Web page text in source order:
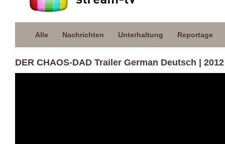
Alle Nachrichten Unterhaltung Reportage
DER CHAOS-DAD Trailer German Deutsch |